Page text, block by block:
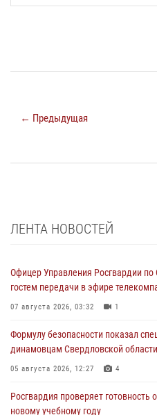
← Предыдущая
ЛЕНТА НОВОСТЕЙ
Офицер Управления Росгвардии по
гостем передачи в эфире
07 августа 2026, 03:32 1
Формулу безопасности показал
динамовцам Свердловской области
05 августа 2026, 12:27 4
Росгвардия проверяет
новому учебному году